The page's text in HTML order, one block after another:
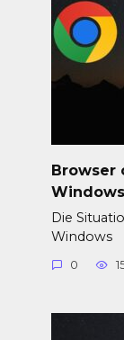
Browser
Windows
Die
Windows
0